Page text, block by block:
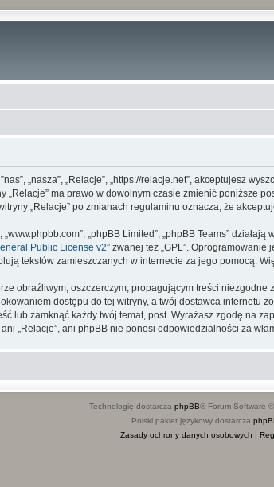
„nasza”, „Relacje”, „https://relacje.net”, akceptujesz
„Relacje” ma prawo w dowolnym czasie zmienić poniższe
„Relacje” po zmianach regulaminu oznacza, że
„www.phpbb.com”, „phpBB Limited”, „phpBB Teams”
Public License v2” zwanej też „GPL”.
tekstów zamieszczanych w internecie za jego pomocą.
obraźliwym, oszczerczym, propagującym treści
dostępu do tej witryny, a twój dostawca internetu
lub zamknąć każdy twój temat, post. Wyrażasz zgodę na
„Relacje”, ani phpBB nie ponosi odpowiedzialności za
Technologię dostarcza phpBB® Forum Software
Polski pakiet językowy dostarcza
Zasady ochrony danych osobowych |